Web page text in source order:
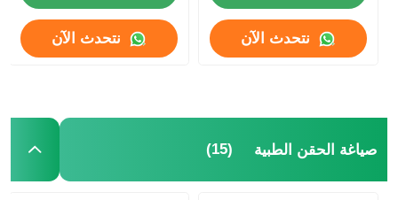
صياغة الحقن الطبية
صب حقن الإلكترونيات
صناعة الصقيع بالحقن في درجة حرارة عالية
نتحدث الآن نتحدث الآن
صياغة الحقن الطبية (15)